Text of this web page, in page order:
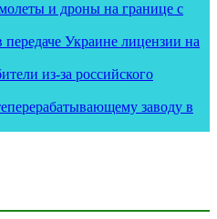
и дроны на границе с
Украине лицензии на
из-за российского
заводу в